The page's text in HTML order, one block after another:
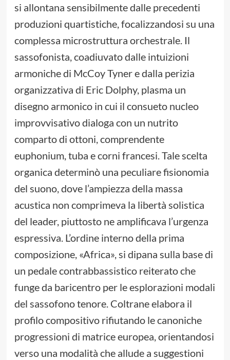
si allontana sensibilmente dalle precedenti
produzioni quartistiche, focalizzandosi su una
complessa microstruttura orchestrale. Il
sassofonista, coadiuvato dalle intuizioni
armoniche di McCoy Tyner e dalla perizia
organizzativa di Eric Dolphy, plasma un
disegno armonico in cui il consueto nucleo
improvvisativo dialoga con un nutrito
comparto di ottoni, comprendente
euphonium, tuba e corni francesi. Tale scelta
organica determinò una peculiare fisionomia
del suono, dove l’ampiezza della massa
acustica non comprimeva la libertà solistica
del leader, piuttosto ne amplificava l’urgenza
espressiva. L’ordine interno della prima
composizione, «Africa», si dipana sulla base di
un pedale contrabbassistico reiterato che
funge da baricentro per le esplorazioni modali
del sassofono tenore. Coltrane elabora il
profilo compositivo rifiutando le canoniche
progressioni di matrice europea, orientandosi
verso una modalità che allude a suggestioni